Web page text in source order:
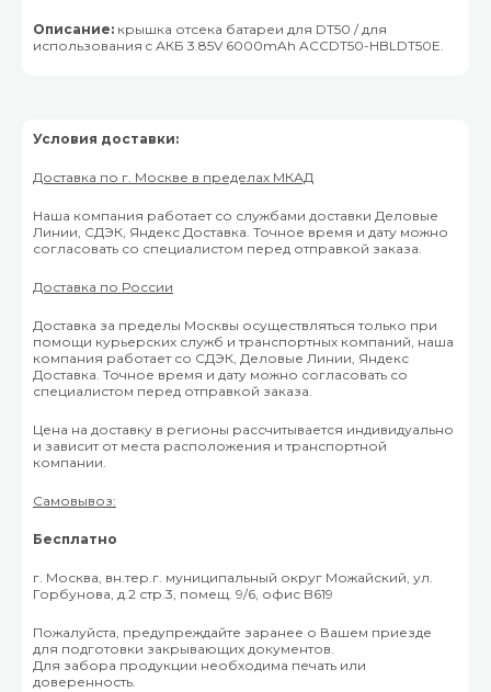
Описание: крышка отсека батареи для DT50 / для
использования c АКБ 3.85V 6000mAh ACCDT50-HBLDT50E.
Условия доставки:
Доставка по г. Москве в пределах МКАД
Наша компания работает со службами доставки Деловые
Линии, СДЭК, Яндекс Доставка. Точное время и дату можно
согласовать со специалистом перед отправкой заказа.
Доставка по России
Доставка за пределы Москвы осуществляться только при
помощи курьерских служб и транспортных компаний, наша
компания работает со СДЭК, Деловые Линии, Яндекс
Доставка. Точное время и дату можно согласовать со
специалистом перед отправкой заказа.
Цена на доставку в регионы рассчитывается индивидуально
и зависит от места расположения и транспортной
компании.
Самовывоз:
Бесплатно
г. Москва, вн.тер.г. муниципальный округ Можайский, ул.
Горбунова, д.2 стр.3, помещ. 9/6, офис B619
Пожалуйста, предупреждайте заранее о Вашем приезде
для подготовки закрывающих документов.
Для забора продукции необходима печать или
доверенность.